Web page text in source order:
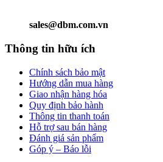
sales@dbm.com.vn
Thông tin hữu ích
Chính sách bảo mật
Hướng dẫn mua hàng
Giao nhận hàng hóa
Quy định bảo hành
Thông tin thanh toán
Hỗ trợ sau bán hàng
Đánh giá sản phẩm
Góp ý – Báo lỗi